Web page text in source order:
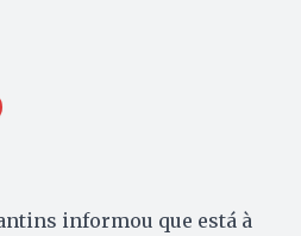
informou que está à